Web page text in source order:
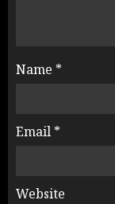
Name *
Email *
Website